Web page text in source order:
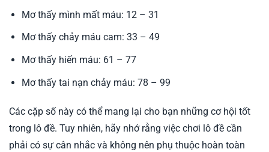
Mơ thấy mình mất máu: 12 – 31
Mơ thấy chảy máu cam: 33 – 49
Mơ thấy hiến máu: 61 – 77
Mơ thấy tai nạn chảy máu: 78 – 99
Các cặp số này có thể mang lại cho bạn những cơ hội tốt
trong lô đề. Tuy nhiên, hãy nhớ rằng việc chơi lô đề cần
phải có sự cân nhắc và không nên phụ thuộc hoàn toàn